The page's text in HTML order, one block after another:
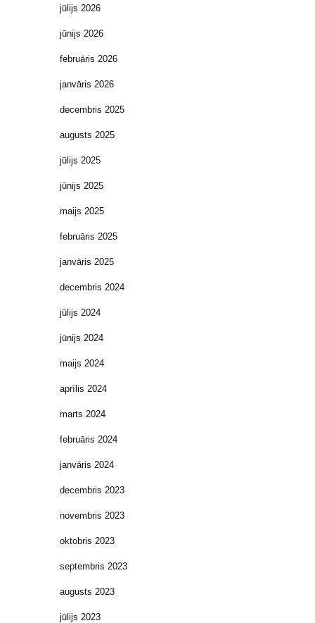
jūlijs 2026
jūnijs 2026
februāris 2026
janvāris 2026
decembris 2025
augusts 2025
jūlijs 2025
jūnijs 2025
maijs 2025
februāris 2025
janvāris 2025
decembris 2024
jūlijs 2024
jūnijs 2024
maijs 2024
aprīlis 2024
marts 2024
februāris 2024
janvāris 2024
decembris 2023
novembris 2023
oktobris 2023
septembris 2023
augusts 2023
jūlijs 2023